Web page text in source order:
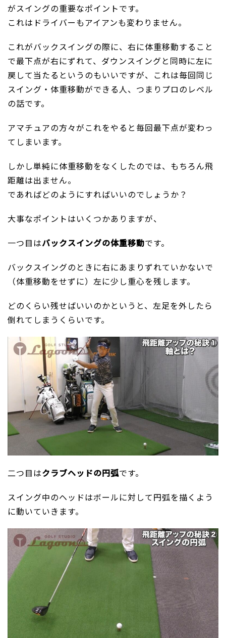
がスイングの重要なポイントです。
これはドライバーもアイアンも変わりません。
これがバックスイングの際に、右に体重移動すること
で最下点が右にずれて、ダウンスイングと同時に左に
戻して当たるというのもいいですが、これは毎回同じ
スイング・体重移動ができる人、つまりプロのレベル
の話です。
アマチュアの方々がこれをやると毎回最下点が変わっ
てしまいます。
しかし単純に体重移動をなくしたのでは、もちろん飛
距離は出ません。
であればどのようにすればいいのでしょうか？
大事なポイントはいくつかありますが、
一つ目はバックスイングの体重移動です。
バックスイングのときに右にあまりずれていかないで
（体重移動をせずに）左に少し重心を残します。
どのくらい残せばいいのかというと、左足を外したら
倒れてしまうくらいです。
二つ目はクラブヘッドの円弧です。
スイング中のヘッドはボールに対して円弧を描くよう
に動いていきます。